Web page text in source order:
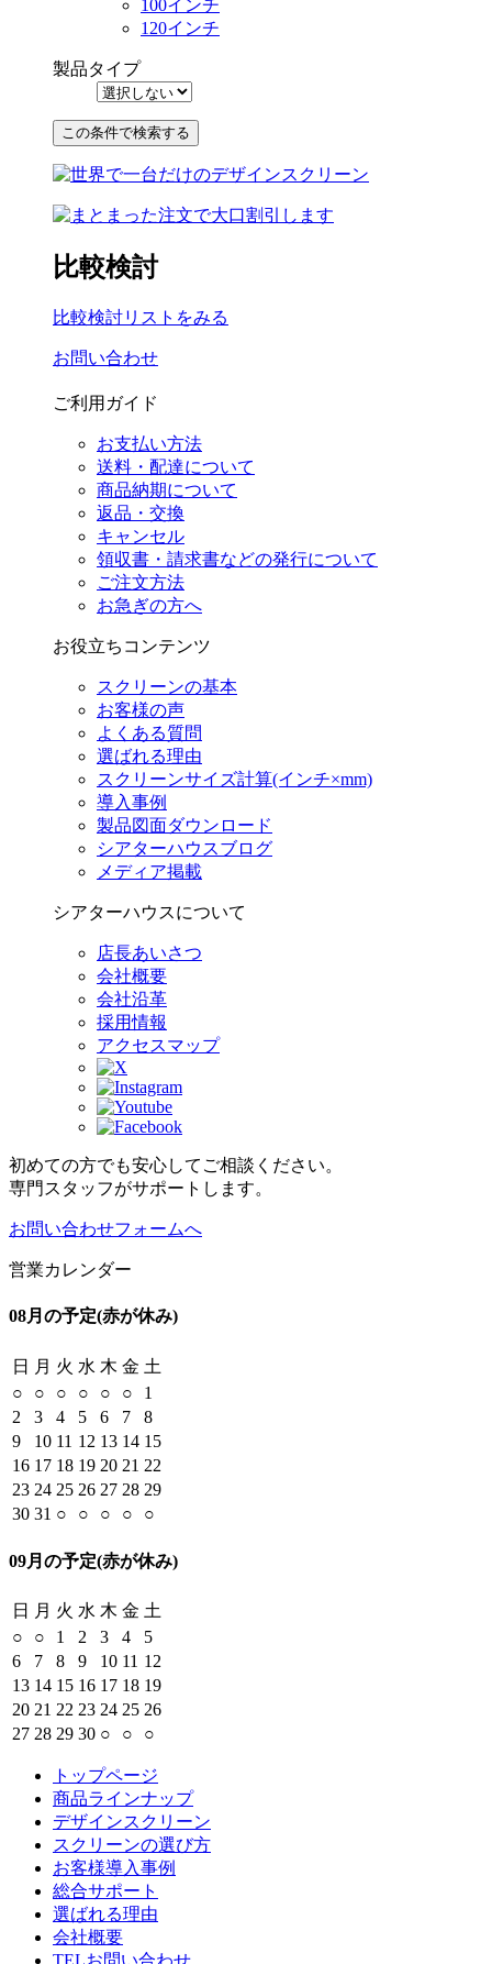
100インチ
120インチ
製品タイプ
比較検討
比較検討リストをみる
お問い合わせ
ご利用ガイド
お支払い方法
送料・配達について
商品納期について
返品・交換
キャンセル
領収書・請求書などの発行について
ご注文方法
お急ぎの方へ
お役立ちコンテンツ
スクリーンの基本
お客様の声
よくある質問
選ばれる理由
スクリーンサイズ計算(インチ×mm)
導入事例
製品図面ダウンロード
シアターハウスブログ
メディア掲載
シアターハウスについて
店長あいさつ
会社概要
会社沿革
採用情報
アクセスマップ
初めての方でも安心してご相談ください。
専門スタッフがサポートします。
お問い合わせフォームへ
営業カレンダー
08月の予定(赤が休み)
日 月 火 水 木 金 土
○
○ ○ ○ ○ ○
1
2
3 4 5 6 7
8
9
10 11 12 13 14 15
16 17 18 19 20 21 22
23 24 25 26 27 28 29
30 31 ○ ○ ○ ○ ○
09月の予定(赤が休み)
日 月 火 水 木 金 土
○
○ 1 2 3 4
5
6
7 8 9 10 11 12
13 14 15 16 17 18 19
20 21 22 23 24 25 26
27 28 29 30 ○ ○ ○
トップページ
商品ラインナップ
デザインスクリーン
スクリーンの選び方
お客様導入事例
総合サポート
選ばれる理由
会社概要